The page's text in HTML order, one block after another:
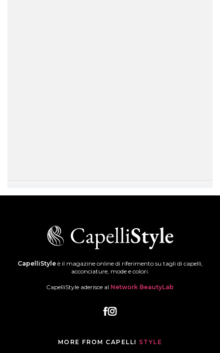
CapelliStyleè il magazine online di riferimento su tagli di capelli,
acconciature, mode e colori.
CapelliStyle aderisce al Network BeautyLab
MORE FROM CAPELLI STYLE